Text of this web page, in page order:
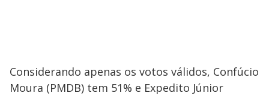
Considerando apenas os votos válidos, Confúcio
Moura (PMDB) tem 51% e Expedito Júnior